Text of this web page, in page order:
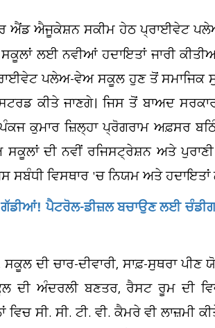
ਐਂਡ ਐਜੂਕੇਸ਼ਨ ਸਕੀਮ ਹੇਠ ਪ੍ਰਾਈਵੇਟ
ਲਈ ਨਵੀਆਂ ਹਦਾਇਤਾਂ ਜਾਰੀ
ਪਲੇਅ-ਵੇਅ ਸਕੂਲ ਹੁਣ ਤੋਂ
ਕੀਤੇ ਜਾਣਗੇ। ਜਿਸ ਤੋਂ ਬਾਅਦ
ਕੁਮਾਰ ਜ਼ਿਲ੍ਹਾ ਪ੍ਰੋਗਰਾਮ ਅਫ਼ਸਰ
ਦੀ ਨਵੀਂ ਰਜਿਸਟ੍ਰੇਸ਼ਨ ਅਤੇ
ਸਬੰਧੀ ਵਿਸਥਾਰ 'ਚ ਨਿਯਮ ਅਤੇ
ਪੈਟਰੋਲ-ਡੀਜ਼ਲ ਬਚਾਉਣ ਲਈ
ਦੀ ਚਾਰ-ਦੀਵਾਰੀ, ਸਾਫ਼-ਸੁਥਰਾ
ਦੀ ਅੰਦਰਲੀ ਬਣਤਰ, ਰੈਸਟ ਰੂਮ ਦੀ
ਸੀ. ਸੀ. ਟੀ. ਵੀ. ਕੈਮਰੇ ਵੀ ਲਾਜ਼ਮੀ
ਦਮਿਸ਼ਕ 'ਚ